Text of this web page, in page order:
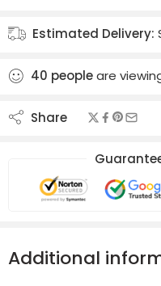
Estimated Delivery:
40 peopleare
Share
Additional